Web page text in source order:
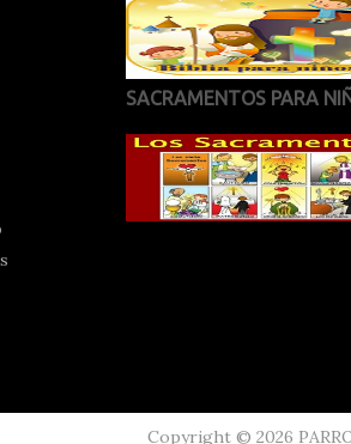
SACRAMENTOS PARA
Copyright ©2026